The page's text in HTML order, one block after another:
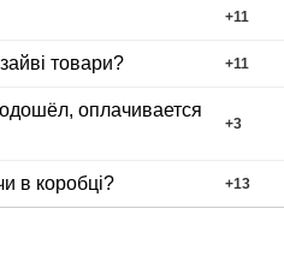
+11
товари? +11
оплачивается
+3
в коробці? +13